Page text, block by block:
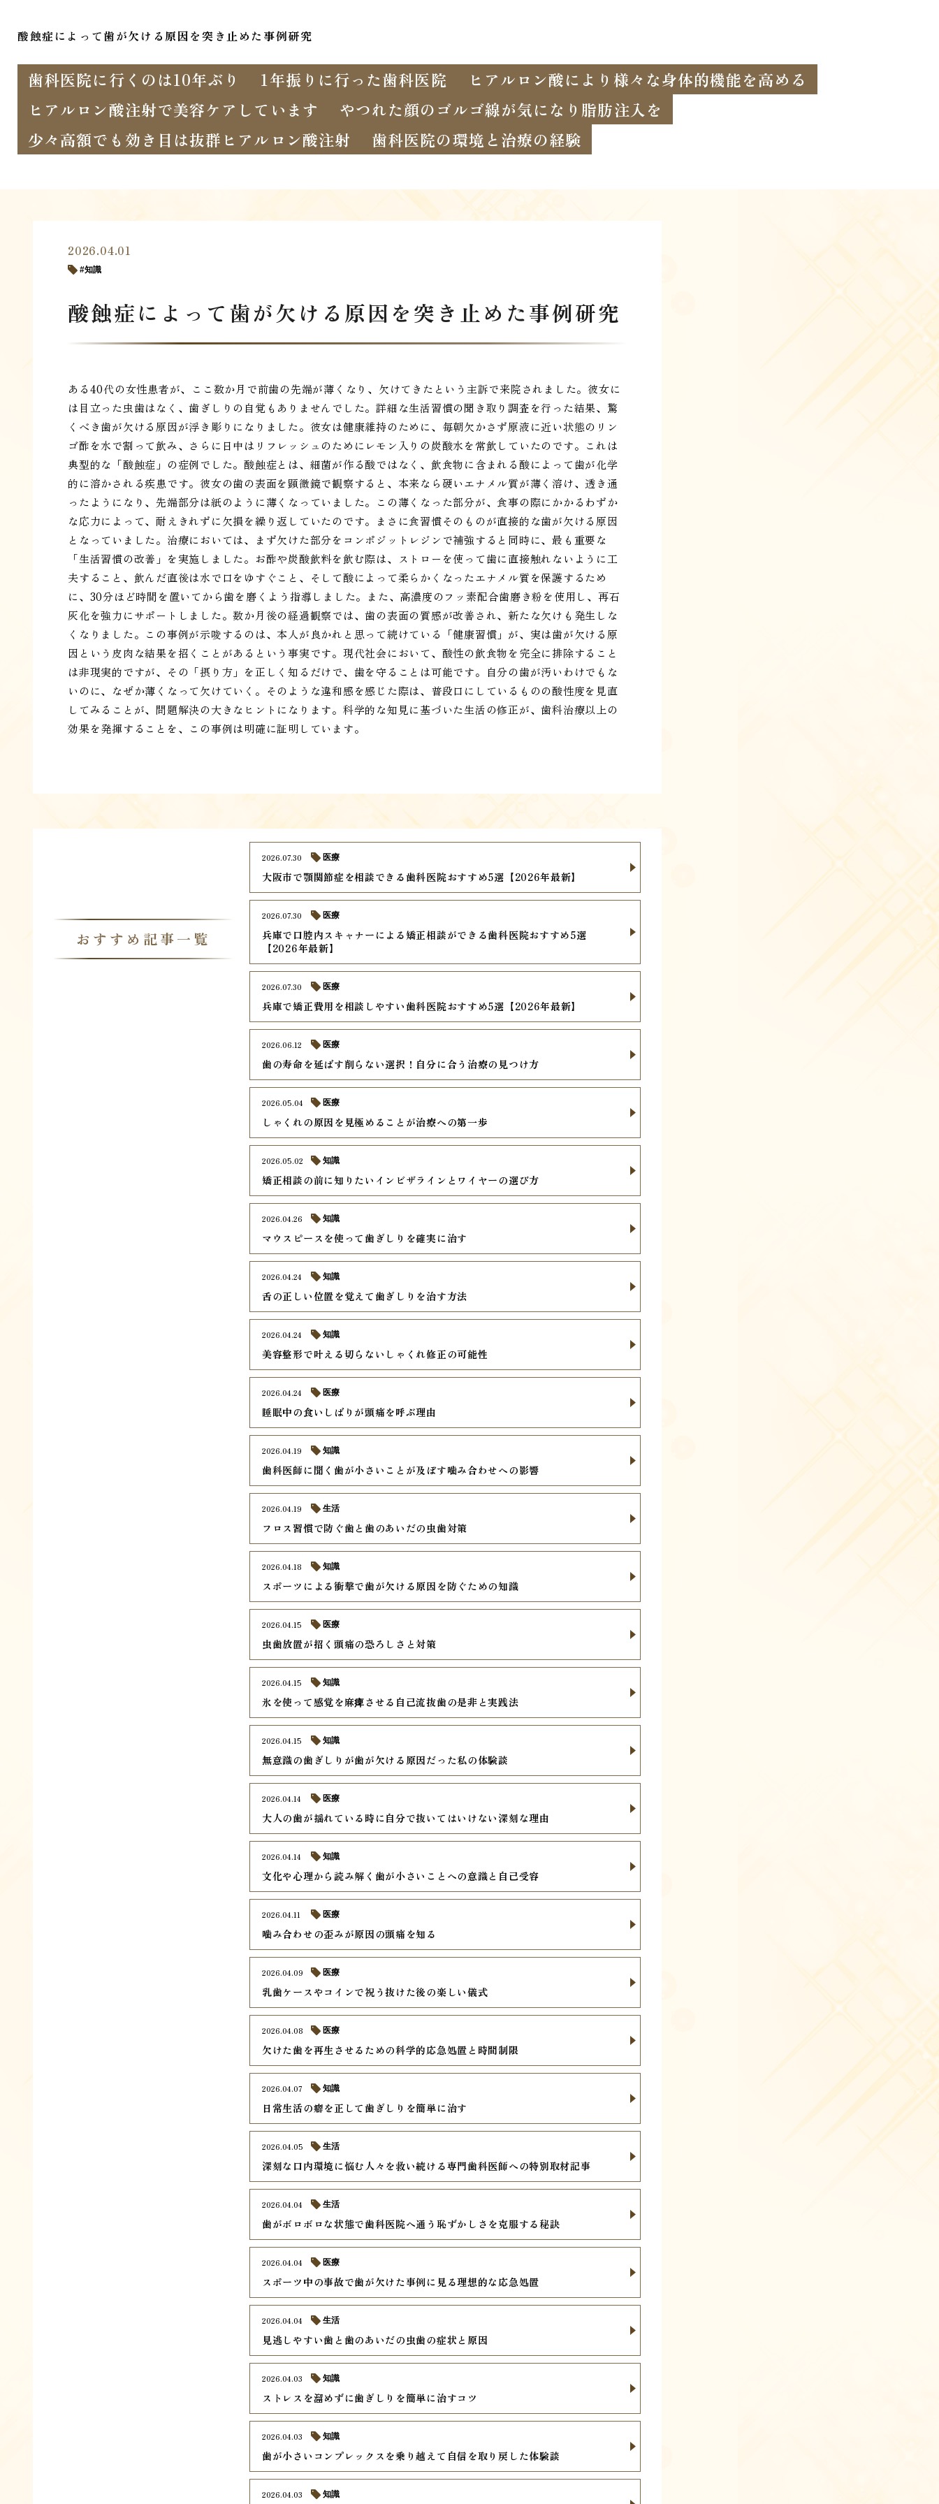
酸蝕症によって歯が欠ける原因を突き止めた事例研究
歯科医院に行くのは10年ぶり 1年振りに行った歯科医院
ヒアルロン酸により様々な身体的機能を高める
ヒアルロン酸注射で美容ケアしています
やつれた顔のゴルゴ線が気になり脂肪注入を
少々高額でも効き目は抜群ヒアルロン酸注射
歯科医院の環境と治療の経験
2026.04.01
知識
酸蝕症によって歯が欠ける原因を突き止めた事例研究
ある40代の女性患者が、ここ数か月で前歯の先端が薄くなり、欠けてきたという主訴で来院されました。彼女に
は目立った虫歯はなく、歯ぎしりの自覚もありませんでした。詳細な生活習慣の聞き取り調査を行った結果、驚
くべき歯が欠ける原因が浮き彫りになりました。彼女は健康維持のために、毎朝欠かさず原液に近い状態のリン
ゴ酢を水で割って飲み、さらに日中はリフレッシュのためにレモン入りの炭酸水を常飲していたのです。これは
典型的な「酸蝕症」の症例でした。酸蝕症とは、細菌が作る酸ではなく、飲食物に含まれる酸によって歯が化学
的に溶かされる疾患です。彼女の歯の表面を顕微鏡で観察すると、本来なら硬いエナメル質が薄く溶け、透き通
ったようになり、先端部分は紙のように薄くなっていました。この薄くなった部分が、食事の際にかかるわずか
な応力によって、耐えきれずに欠損を繰り返していたのです。まさに食習慣そのものが直接的な歯が欠ける原因
となっていました。治療においては、まず欠けた部分をコンポジットレジンで補強すると同時に、最も重要な
「生活習慣の改善」を実施しました。お酢や炭酸飲料を飲む際は、ストローを使って歯に直接触れないように工
夫すること、飲んだ直後は水で口をゆすぐこと、そして酸によって柔らかくなったエナメル質を保護するため
に、30分ほど時間を置いてから歯を磨くよう指導しました。また、高濃度のフッ素配合歯磨き粉を使用し、再石
灰化を強力にサポートしました。数か月後の経過観察では、歯の表面の質感が改善され、新たな欠けも発生しな
くなりました。この事例が示唆するのは、本人が良かれと思って続けている「健康習慣」が、実は歯が欠ける原
因という皮肉な結果を招くことがあるという事実です。現代社会において、酸性の飲食物を完全に排除すること
は非現実的ですが、その「摂り方」を正しく知るだけで、歯を守ることは可能です。自分の歯が汚いわけでもな
いのに、なぜか薄くなって欠けていく。そのような違和感を感じた際は、普段口にしているものの酸性度を見直
してみることが、問題解決の大きなヒントになります。科学的な知見に基づいた生活の修正が、歯科治療以上の
効果を発揮することを、この事例は明確に証明しています。
おすすめ記事一覧
大阪市で顎関節症を相談できる歯科医院おすすめ5選【2026年最新】
2026.07.30 医療
兵庫で口腔内スキャナーによる矯正相談ができる歯科医院おすすめ5選
【2026年最新】
2026.07.30 医療
兵庫で矯正費用を相談しやすい歯科医院おすすめ5選【2026年最新】
2026.07.30 医療
歯の寿命を延ばす削らない選択！自分に合う治療の見つけ方
2026.06.12 医療
しゃくれの原因を見極めることが治療への第一歩
2026.05.04 医療
矯正相談の前に知りたいインビザラインとワイヤーの選び方
2026.05.02 知識
マウスピースを使って歯ぎしりを確実に治す
2026.04.26 知識
舌の正しい位置を覚えて歯ぎしりを治す方法
2026.04.24 知識
美容整形で叶える切らないしゃくれ修正の可能性
2026.04.24 知識
睡眠中の食いしばりが頭痛を呼ぶ理由
2026.04.24 医療
歯科医師に聞く歯が小さいことが及ぼす噛み合わせへの影響
2026.04.19 知識
フロス習慣で防ぐ歯と歯のあいだの虫歯対策
2026.04.19 生活
スポーツによる衝撃で歯が欠ける原因を防ぐための知識
2026.04.18 知識
虫歯放置が招く頭痛の恐ろしさと対策
2026.04.15 医療
氷を使って感覚を麻痺させる自己流抜歯の是非と実践法
2026.04.15 知識
無意識の歯ぎしりが歯が欠ける原因だった私の体験談
2026.04.15 知識
大人の歯が揺れている時に自分で抜いてはいけない深刻な理由
2026.04.14 医療
文化や心理から読み解く歯が小さいことへの意識と自己受容
2026.04.14 知識
噛み合わせの歪みが原因の頭痛を知る
2026.04.11 医療
乳歯ケースやコインで祝う抜けた後の楽しい儀式
2026.04.09 医療
欠けた歯を再生させるための科学的応急処置と時間制限
2026.04.08 医療
日常生活の癖を正して歯ぎしりを簡単に治す
2026.04.07 知識
深刻な口内環境に悩む人々を救い続ける専門歯科医師への特別取材記事
2026.04.05 生活
歯がボロボロな状態で歯科医院へ通う恥ずかしさを克服する秘訣
2026.04.04 生活
スポーツ中の事故で歯が欠けた事例に見る理想的な応急処置
2026.04.04 医療
見逃しやすい歯と歯のあいだの虫歯の症状と原因
2026.04.04 生活
ストレスを溜めずに歯ぎしりを簡単に治すコツ
2026.04.03 知識
歯が小さいコンプレックスを乗り越えて自信を取り戻した体験談
2026.04.03 知識
2026.04.03 知識